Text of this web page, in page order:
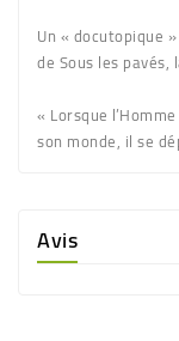
Un « docutopique
de Sous les pavés,
« Lorsque
son monde, il se
Avis